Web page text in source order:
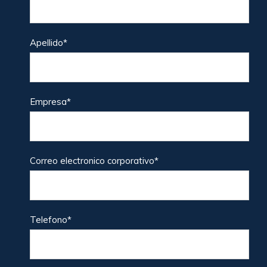
Apellido*
Empresa*
Correo electronico corporativo*
Telefono*